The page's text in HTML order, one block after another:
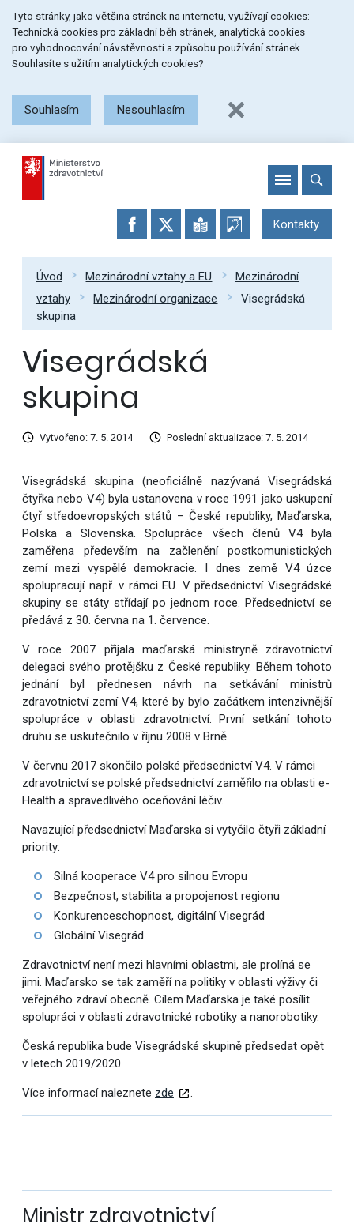
na
menu
na
obsah
na
patičku
stránky
Tyto stránky, jako většina stránek na internetu, využívají cookies:
Technická cookies pro základní běh stránek, analytická cookies
pro vyhodnocování návstěvnosti a způsobu používání stránek.
Souhlasíte s užitím analytických cookies?
Souhlasím Nesouhlasím
Kontakty
Úvod Mezinárodní vztahy a EU
Mezinárodní
vztahy
Mezinárodní organizace
Visegrádská
skupina
Visegrádská
skupina
Vytvořeno: 7. 5. 2014 Poslední aktualizace: 7. 5. 2014
Visegrádská skupina (neoficiálně nazývaná Visegrádská
čtyřka nebo V4) byla ustanovena v roce 1991 jako uskupení
čtyř středoevropských států – České republiky, Maďarska,
Polska a Slovenska. Spolupráce všech členů V4 byla
zaměřena především na začlenění postkomunistických
zemí mezi vyspělé demokracie. I dnes země V4 úzce
spolupracují např. v rámci EU. V předsednictví Visegrádské
skupiny se státy střídají po jednom roce. Předsednictví se
předává z 30. června na 1. července.
V roce 2007 přijala maďarská ministryně zdravotnictví
delegaci svého protějšku z České republiky. Během tohoto
jednání byl přednesen návrh na setkávání ministrů
zdravotnictví zemí V4, které by bylo začátkem intenzivnější
spolupráce v oblasti zdravotnictví. První setkání tohoto
druhu se uskutečnilo v říjnu 2008 v Brně.
V červnu 2017 skončilo polské předsednictví V4. V rámci
zdravotnictví se polské předsednictví zaměřilo na oblasti e-
Health a spravedlivého oceňování léčiv.
Navazující předsednictví Maďarska si vytyčilo čtyři základní
priority:
Silná kooperace V4 pro silnou Evropu
Bezpečnost, stabilita a propojenost regionu
Konkurenceschopnost, digitální Visegrád
Globální Visegrád
Zdravotnictví není mezi hlavními oblastmi, ale prolíná se
jimi. Maďarsko se tak zaměří na politiky v oblasti výživy či
veřejného zdraví obecně. Cílem Maďarska je také posílit
spolupráci v oblasti zdravotnické robotiky a nanorobotiky.
Česká republika bude Visegrádské skupině předsedat opět
v letech 2019/2020.
Více informací naleznete zde .
Ministr zdravotnictví